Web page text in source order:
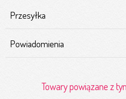
Przesyłka
Powiadomienia
Towary powiązane z